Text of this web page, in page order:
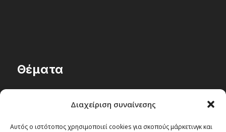
Διαχείριση συναίνεσης
Αυτός ο ιστότοπος χρησιμοποιεί cookies για σκοπούς μάρκετινγκ και
Θέματα
Passenger στον κόσμο
TRAVEL NEWS